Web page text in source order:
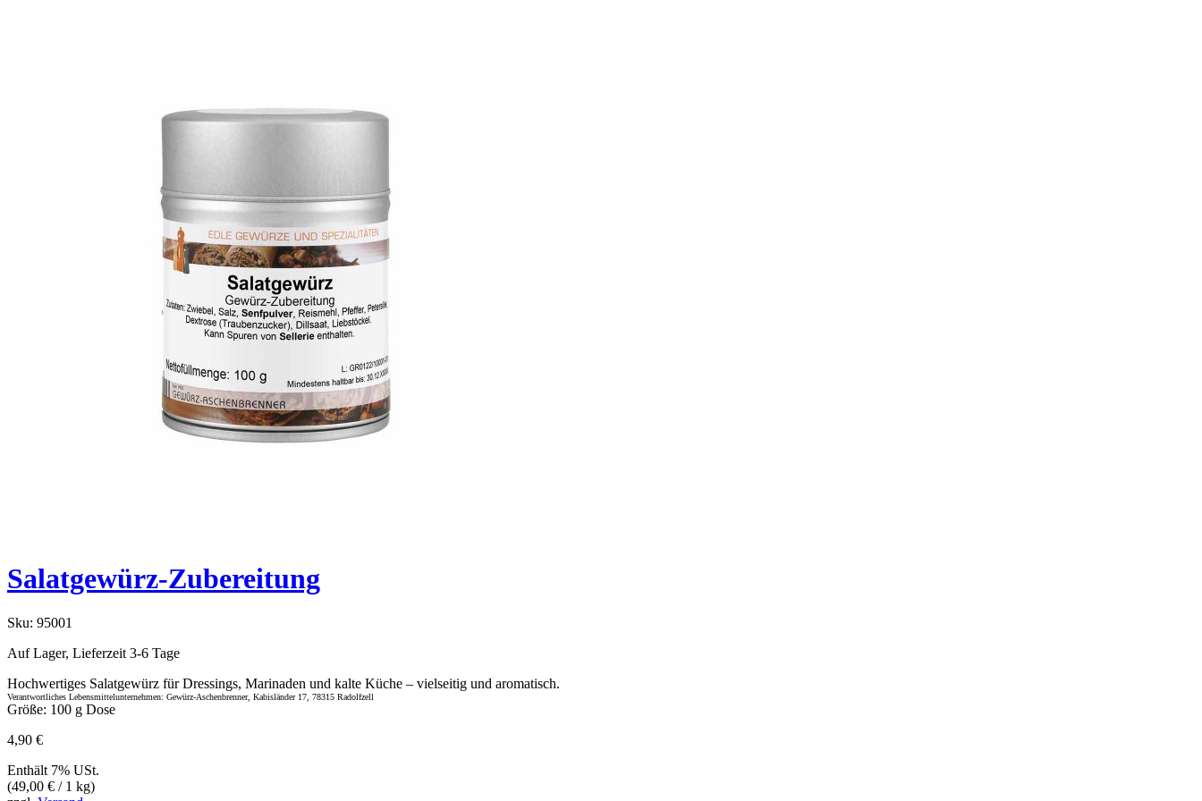
Salatgewürz-Zubereitung
Sku: 95001
Auf Lager, Lieferzeit 3-6 Tage
Hochwertiges Salatgewürz für Dressings, Marinaden und kalte Küche – vielseitig und aromatisch.
Verantwortliches Lebensmittelunternehmen: Gewürz-Aschenbrenner, Kabisländer 17, 78315 Radolfzell
Größe: 100 g Dose
4,90 €
Enthält 7% USt.
(49,00 € / 1 kg)